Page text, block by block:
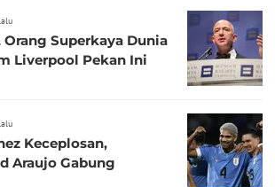
Orang Superkaya Dunia
Liverpool Pekan Ini
Keceplosan,
Araujo Gabung